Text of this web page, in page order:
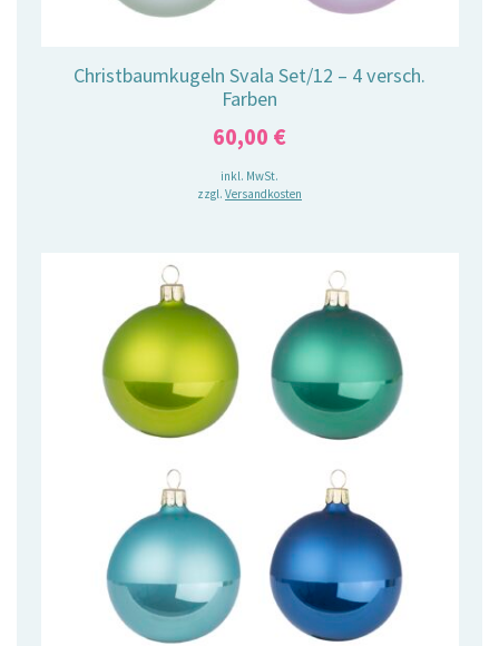
Christbaumkugeln Svala Set/12 – 4 versch.
Farben
60,00 €
inkl. MwSt.
zzgl. Versandkosten